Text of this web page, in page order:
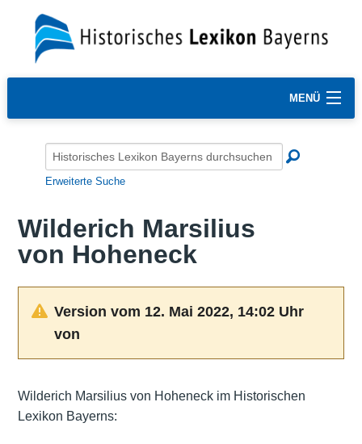
MENÜ
Erweiterte Suche
Wilderich Marsilius
von Hoheneck
Version vom 12. Mai 2022, 14:02 Uhr
von
Wilderich Marsilius von Hoheneck im Historischen
Lexikon Bayerns: